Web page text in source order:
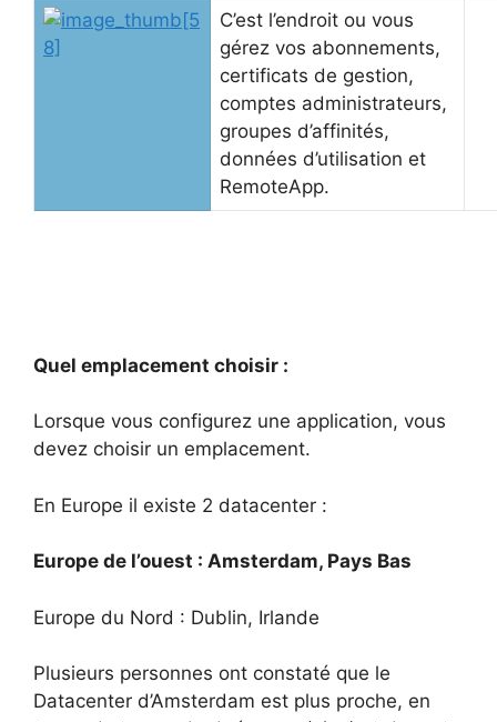
C’est l’endroit ou vous
gérez vos abonnements,
certificats de gestion,
comptes administrateurs,
groupes d’affinités,
données d’utilisation et
RemoteApp.
Quel emplacement choisir :
Lorsque vous configurez une application, vous
devez choisir un emplacement.
En Europe il existe 2 datacenter :
Europe de l’ouest : Amsterdam, Pays Bas
Europe du Nord : Dublin, Irlande
Plusieurs personnes ont constaté que le
Datacenter d’Amsterdam est plus proche, en